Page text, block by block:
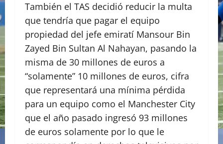
También el TAS decidió reducir la multa
que tendría que pagar el equipo
propiedad del jefe emiratí Mansour Bin
Zayed Bin Sultan Al Nahayan, pasando la
misma de 30 millones de euros a
“solamente” 10 millones de euros, cifra
que representará una mínima pérdida
para un equipo como el Manchester City
que el año pasado ingresó 93 millones
de euros solamente por lo que le